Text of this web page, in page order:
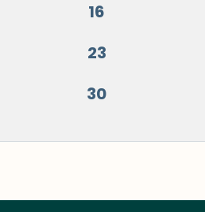
16
23
30